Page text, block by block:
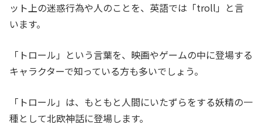
ット上の迷惑行為や人のことを、英語では「troll」と言
います。
「トロール」という言葉を、映画やゲームの中に登場する
キャラクターで知っている方も多いでしょう。
「トロール」は、もともと人間にいたずらをする妖精の一
種として北欧神話に登場します。